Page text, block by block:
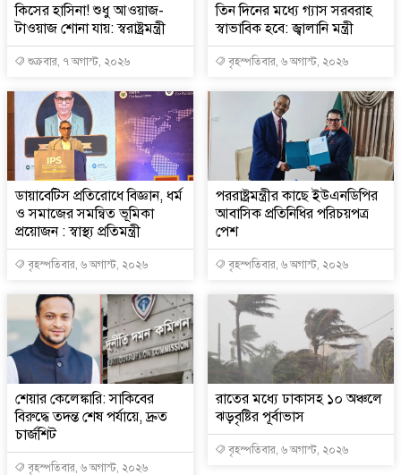
কিসের হাসিনা! শুধু আওয়াজ-
টাওয়াজ শোনা যায়: স্বরাষ্ট্রমন্ত্রী
শুক্রবার, ৭ অগাস্ট, ২০২৬
তিন দিনের মধ্যে গ্যাস সরবরাহ
স্বাভাবিক হবে: জ্বালানি মন্ত্রী
বৃহস্পতিবার, ৬ অগাস্ট, ২০২৬
ডায়াবেটিস প্রতিরোধে বিজ্ঞান, ধর্ম
ও সমাজের সমন্বিত ভূমিকা
প্রয়োজন : স্বাস্থ্য প্রতিমন্ত্রী
বৃহস্পতিবার, ৬ অগাস্ট, ২০২৬
পররাষ্ট্রমন্ত্রীর কা‌ছে ইউএনডিপির
আবাসিক প্রতিনিধির পরিচয়পত্র
পেশ
বৃহস্পতিবার, ৬ অগাস্ট, ২০২৬
শেয়ার কেলেঙ্কারি: সাকিবের
বিরুদ্ধে তদন্ত শেষ পর্যায়ে, দ্রুত
চার্জশিট
বৃহস্পতিবার, ৬ অগাস্ট, ২০২৬
রাতের মধ্যে ঢাকাসহ ১০ অঞ্চলে
ঝড়বৃষ্টির পূর্বাভাস
বৃহস্পতিবার, ৬ অগাস্ট, ২০২৬